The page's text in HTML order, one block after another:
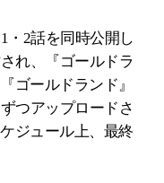
・2話を同時公開し
れ、『ゴールドラ
ゴールドランド』
つアップロードさ
ジュール上、最終